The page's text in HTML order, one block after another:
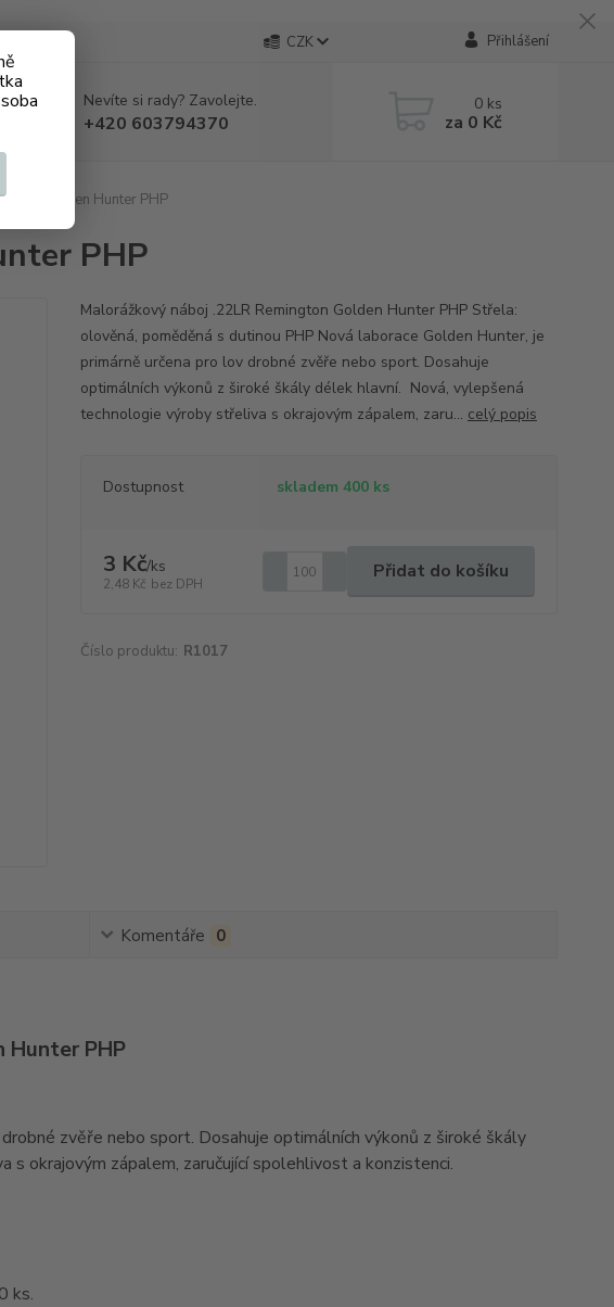
CZK Přihlášení
Nevíte si rady? Zavolejte.
+420 603794370
0 ks
za 0 Kč
Golden Hunter PHP
PHP
Malorážkový náboj .22LR Remington Golden Hunter PHP Střela:
olověná, poměděná s dutinou PHP Nová laborace Golden Hunter, je
primárně určena pro lov drobné zvěře nebo sport. Dosahuje
optimálních výkonů z široké škály délek hlavní. Nová, vylepšená
technologie výroby střeliva s okrajovým zápalem, zaru... celý popis
Dostupnost skladem 400 ks
3 Kč/ks
2,48 Kč bez DPH
Přidat do košíku
Číslo produktu: R1017
Komentáře 0
Hunter PHP
zvěře nebo sport. Dosahuje optimálních výkonů z široké škály
okrajovým zápalem, zaručující spolehlivost a konzistenci.
ks.